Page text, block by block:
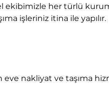
işleriniz itina ile yapılır.